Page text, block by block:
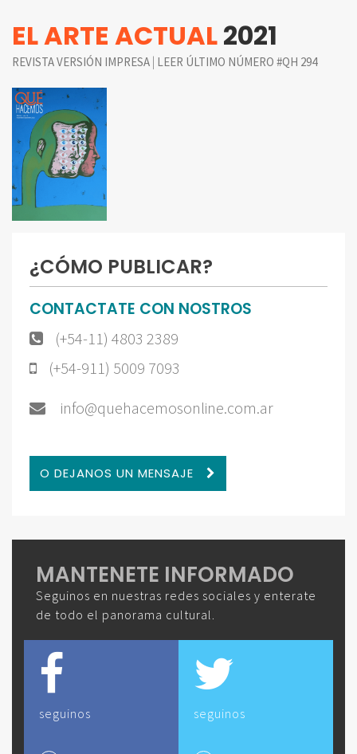
EL ARTE ACTUAL2021
REVISTA VERSIÓN IMPRESA | LEER ÚLTIMO NÚMERO #QH 294
¿CÓMO PUBLICAR?
CONTACTATE CON NOSTROS
(+54-11) 4803 2389
(+54-911) 5009 7093
info@quehacemosonline.com.ar
O DEJANOS UN MENSAJE
MANTENETE INFORMADO
Seguinos en nuestras redes sociales y enterate
de todo el panorama cultural.
seguinos seguinos